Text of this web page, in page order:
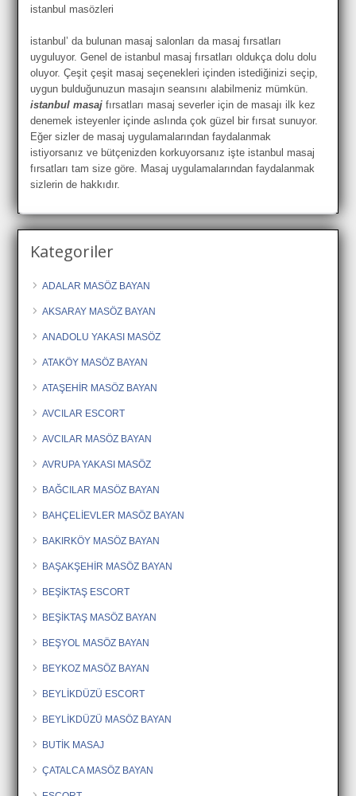
istanbul masözleri
istanbul’ da bulunan masaj salonları da masaj fırsatları
uyguluyor. Genel de istanbul masaj fırsatları oldukça dolu dolu
oluyor. Çeşit çeşit masaj seçenekleri içinden istediğinizi seçip,
uygun bulduğunuzun masajın seansını alabilmeniz mümkün.
istanbul masaj fırsatları masaj severler için de masajı ilk kez
denemek isteyenler içinde aslında çok güzel bir fırsat sunuyor.
Eğer sizler de masaj uygulamalarından faydalanmak
istiyorsanız ve bütçenizden korkuyorsanız işte istanbul masaj
fırsatları tam size göre. Masaj uygulamalarından faydalanmak
sizlerin de hakkıdır.
Kategoriler
ADALAR MASÖZ BAYAN
AKSARAY MASÖZ BAYAN
ANADOLU YAKASI MASÖZ
ATAKÖY MASÖZ BAYAN
ATAŞEHİR MASÖZ BAYAN
AVCILAR ESCORT
AVCILAR MASÖZ BAYAN
AVRUPA YAKASI MASÖZ
BAĞCILAR MASÖZ BAYAN
BAHÇELİEVLER MASÖZ BAYAN
BAKIRKÖY MASÖZ BAYAN
BAŞAKŞEHİR MASÖZ BAYAN
BEŞİKTAŞ ESCORT
BEŞİKTAŞ MASÖZ BAYAN
BEŞYOL MASÖZ BAYAN
BEYKOZ MASÖZ BAYAN
BEYLİKDÜZÜ ESCORT
BEYLİKDÜZÜ MASÖZ BAYAN
BUTİK MASAJ
ÇATALCA MASÖZ BAYAN